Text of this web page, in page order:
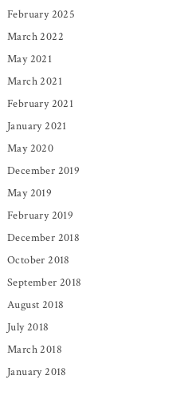
February 2025
March 2022
May 2021
March 2021
February 2021
January 2021
May 2020
December 2019
May 2019
February 2019
December 2018
October 2018
September 2018
August 2018
July 2018
March 2018
January 2018